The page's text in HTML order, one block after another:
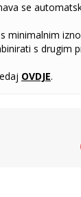
se
minimalnim
s drugim
OVDJE.